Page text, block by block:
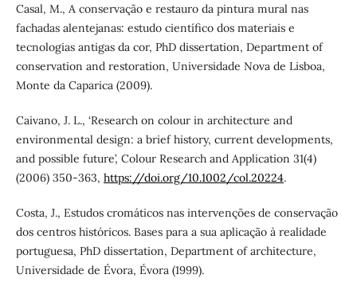
Casal, M., A conservação e restauro da pintura mural nas
fachadas alentejanas: estudo científico dos materiais e
tecnologias antigas da cor, PhD dissertation, Department of
conservation and restoration, Universidade Nova de Lisboa,
Monte da Caparica (2009).
Caivano, J. L., ‘Research on colour in architecture and
environmental design: a brief history, current developments,
and possible future’, Colour Research and Application 31(4)
(2006) 350-363, https://doi.org/10.1002/col.20224.
Costa, J., Estudos cromáticos nas intervenções de conservação
dos centros históricos. Bases para a sua aplicação à realidade
portuguesa, PhD dissertation, Department of architecture,
Universidade de Évora, Évora (1999).